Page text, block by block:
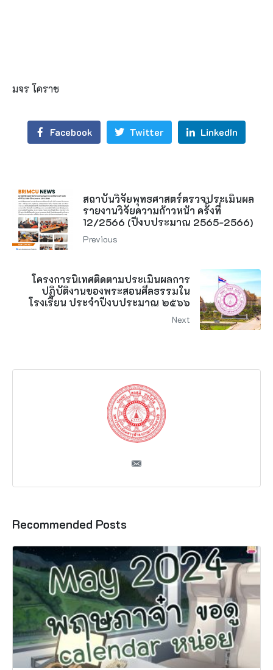
มจร โคราช
Facebook Twitter LinkedIn
สถาบันวิจัยพุทธศาสตร์ตรวจประเมินผล
รายงานวิจัยความก้าวหน้า ครั้งที่
12/2566 (ปีงบประมาณ 2565-2566)
Previous
โครงการนิเทศติดตามประเมินผลการ
ปฏิบัติงานของพระสอนศีลธรรมใน
โรงเรียน ประจำปีงบประมาณ ๒๕๖๖
Next
Recommended Posts